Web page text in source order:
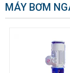
MÁY BƠM